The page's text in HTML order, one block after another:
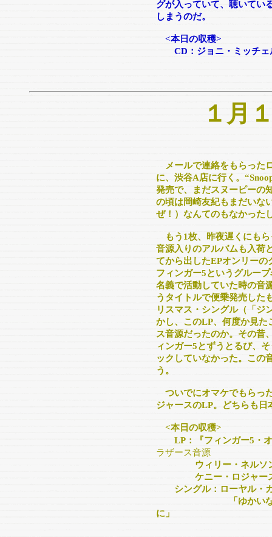
グが入っていて、聴いてい
しまうのだ。
<本日の収穫>
CD：ジョニ・ミッチェ
１月
メールで連絡をもらった
に、渋谷A店に行く。
発売で、まだスヌーピーの
の頃は岡崎友紀もまだいな
ぜ！）なんてのもなかった
もう1枚、昨夜遅くにもら
音源入りのアルバムも入荷
てから出したEPオンリー
フィンガー5というグルー
名義で活動していた時の音
うタイトルで便乗発売した
リスマス・シングル（「ジ
かし、このLP、何度か見た
ス音源だったのか。その昔
ィンガー5とずうとるび、
ックしていなかった。この
う。
ついでにオマケでもらっ
ジャースのLP。どちらも日
<本日の収穫>
LP：『フィンガー5・オ
ラザース音源
ウィリー・ネルソン 『
ケニー・ロジャース
シングル：ローヤル・
「ゆかいなクリス
に」